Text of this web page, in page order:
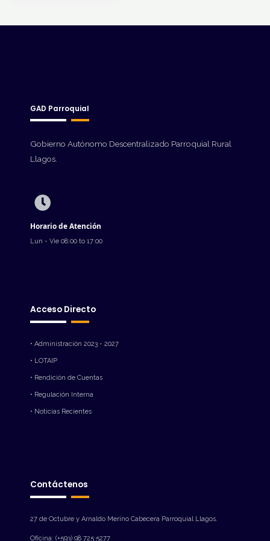
GAD Parroquial
Gobierno Autónomo Descentralizado Parroquial Rural
Llagos.
Horario de Atención
Lun - Vie 08:00 to 17:00
Acceso Directo
• Administración 2023 - 2027
• LOTAIP
• Rendición de Cuentas
• Regulación Interna
• Noticias Recientes
Contáctenos
27 de Octubre y Arnaldo Merino Cabecera Parroquial Llagos.
Oficina: (+593) 98 725 5277